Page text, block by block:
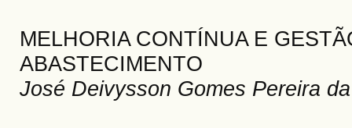
MELHORIA CONTÍNUA E
ABASTECIMENTO
José Deivysson Gomes Pereira